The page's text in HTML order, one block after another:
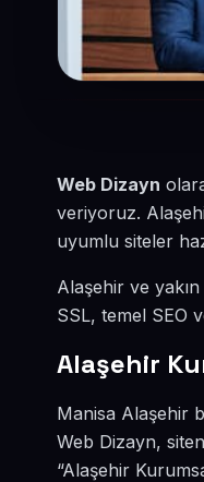
Web Dizayn
veriyoruz.
uyumlu siteler
Alaşehir ve
SSL, temel SEO
Alaşehir
Manisa Alaşehir
Web Dizayn,
“Alaşehir